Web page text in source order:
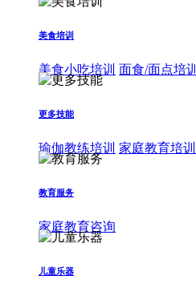
美食培训
美食小吃培训 面食/面点培训
更多技能
瑜伽教练培训 家庭教育培训
教育服务
家庭教育咨询
儿童乐器